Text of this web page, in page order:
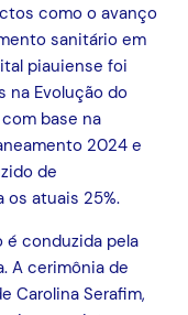
como o avanço
sanitário em
piauiense foi
na Evolução do
base na
2024 e
de
os atuais 25%.
é conduzida pela
A cerimônia de
Carolina Serafim,